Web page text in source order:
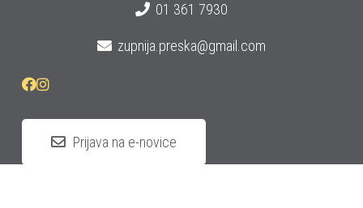
01 361 7930
zupnija.preska@gmail.com
Prijava na e-novice